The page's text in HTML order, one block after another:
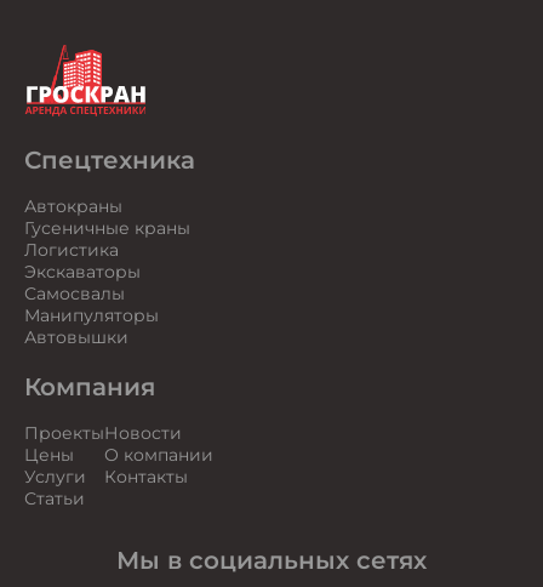
Спецтехника
Автокраны
Гусеничные краны
Логистика
Экскаваторы
Самосвалы
Манипуляторы
Автовышки
Компания
Проекты
Цены
Услуги
Статьи
Новости
О компании
Контакты
Мы в социальных сетях